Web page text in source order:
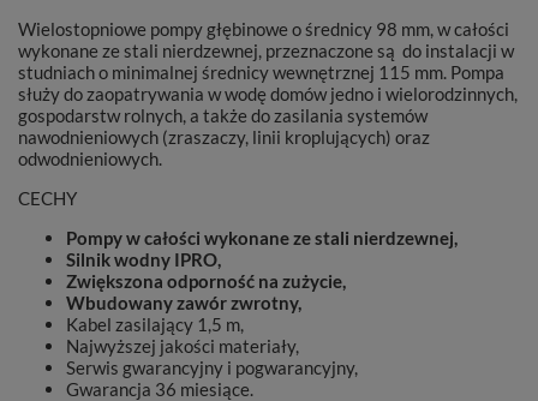
Wielostopniowe pompy głębinowe o średnicy 98 mm, w całości
wykonane ze stali nierdzewnej, przeznaczone są do instalacji w
studniach o minimalnej średnicy wewnętrznej 115 mm. Pompa
służy do zaopatrywania w wodę domów jedno i wielorodzinnych,
gospodarstw rolnych, a także do zasilania systemów
nawodnieniowych (zraszaczy, linii kroplujących) oraz
odwodnieniowych.
CECHY
Pompy w całości wykonane ze stali nierdzewnej,
Silnik wodny IPRO,
Zwiększona odporność na zużycie,
Wbudowany zawór zwrotny,
Kabel zasilający 1,5 m,
Najwyższej jakości materiały,
Serwis gwarancyjny i pogwarancyjny,
Gwarancja 36 miesiące.